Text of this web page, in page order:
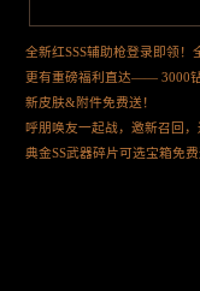
全新红SSS辅助枪登录即领！
更有重磅福利直达—— 3000钻
新皮肤&附件免费送！
呼朋唤友一起战，邀新召回
典金SS武器碎片可选宝箱免